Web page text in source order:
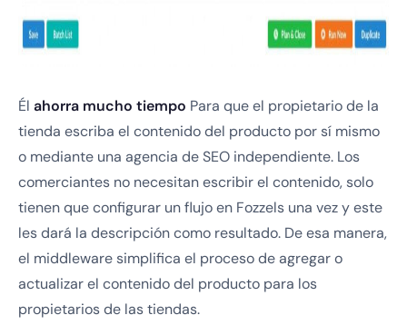
Él ahorra mucho tiempo Para que el propietario de la
tienda escriba el contenido del producto por sí mismo
o mediante una agencia de SEO independiente. Los
comerciantes no necesitan escribir el contenido, solo
tienen que configurar un flujo en Fozzels una vez y este
les dará la descripción como resultado. De esa manera,
el middleware simplifica el proceso de agregar o
actualizar el contenido del producto para los
propietarios de las tiendas.